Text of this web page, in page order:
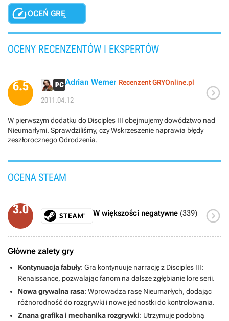
OCEŃ GRĘ
OCENY RECENZENTÓW I EKSPERTÓW
6.5 Adrian Werner Recenzent GRYOnline.pl
2011.04.12 
W pierwszym dodatku do Disciples III obejmujemy dowództwo nad
Nieumarłymi. Sprawdziliśmy, czy Wskrzeszenie naprawia błędy
zeszłorocznego Odrodzenia.
OCENA STEAM
3.0 W większości negatywne (339) 
Główne zalety gry
Kontynuacja fabuły: Gra kontynuuje narrację z Disciples III:
Renaissance, pozwalając fanom na dalsze zgłębianie lore serii.
Nowa grywalna rasa: Wprowadza rasę Nieumarłych, dodając
różnorodność do rozgrywki i nowe jednostki do kontrolowania.
Znana grafika i mechanika rozgrywki: Utrzymuje podobną